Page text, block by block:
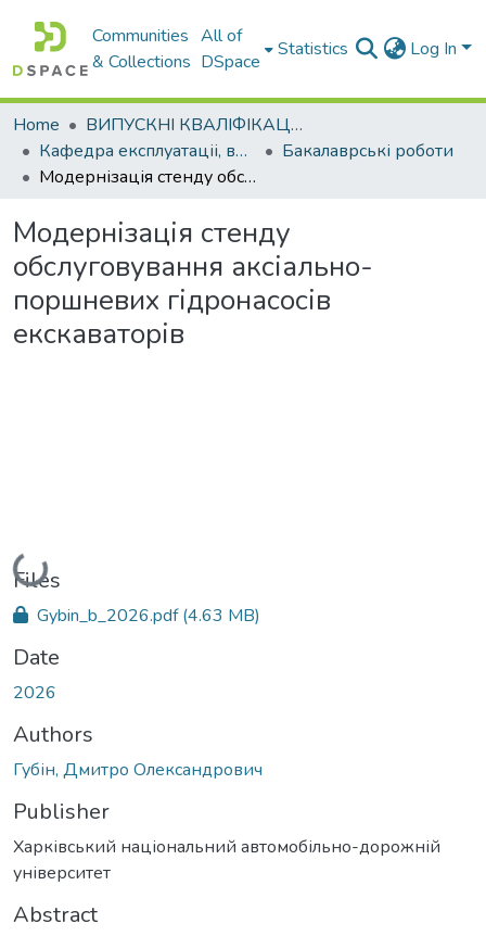
Communities
& Collections
All of
DSpace
Statistics Log In
Home
ВИПУСКНІ КВАЛІФІКАЦІЙНІ РОБОТИ
Кафедра експлуатаціі, випробувань, сервісу будівельних і дорожніх машин
Бакалаврські роботи
Модернізація стенду обслуговування аксіально-поршневих гідронасосів екскаваторів
Модернізація стенду
обслуговування аксіально-
поршневих гідронасосів
екскаваторів
Loading...
Files
Gybin_b_2026.pdf(4.63 MB)
Date
2026
Authors
Губін, Дмитро Олександрович
Publisher
Харківський національний автомобільно-дорожній
університет
Abstract